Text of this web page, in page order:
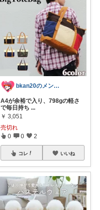
bkan20のメンズライフ応援ROOM
A4が余裕で入り、798gの軽さ
で毎日持ち ...
￥ 3,051
売切れ
0 0 2
コレ いいね